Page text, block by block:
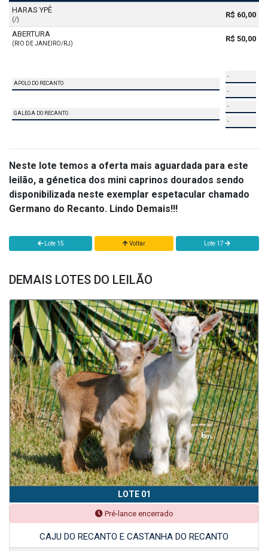
HARAS YPÊ
(/)
R$ 60,00
ABERTURA
(RIO DE JANEIRO/RJ)
R$ 50,00
APOLO DO RECANTO
-
-
GALEGA DO RECANTO
-
-
Neste lote temos a oferta mais aguardada para este
leilão, a génetica dos mini caprinos dourados sendo
disponibilizada neste exemplar espetacular chamado
Germano do Recanto. Lindo Demais!!!
Lote 15 Voltar Lote 17
DEMAIS LOTES DO LEILÃO
LOTE 01
Pré-lance encerrado
CAJU DO RECANTO E CASTANHA DO RECANTO